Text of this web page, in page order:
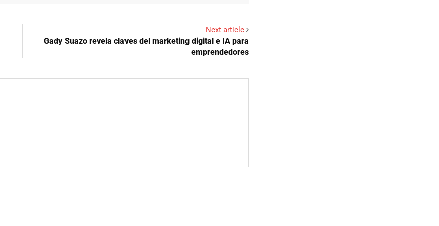
Next article
Gady Suazo revela claves del marketing digital e IA para
emprendedores